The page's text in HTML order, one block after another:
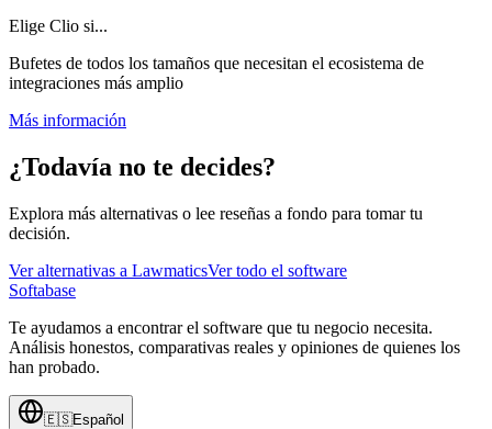
Elige Clio si...
Bufetes de todos los tamaños que necesitan el ecosistema de
integraciones más amplio
Más información
¿Todavía no te decides?
Explora más alternativas o lee reseñas a fondo para tomar tu
decisión.
Ver alternativas a LawmaticsVer todo el software
Softabase
Te ayudamos a encontrar el software que tu negocio necesita.
Análisis honestos, comparativas reales y opiniones de quienes los
han probado.
🇪🇸Español